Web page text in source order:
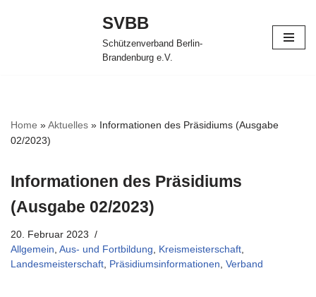
SVBB
Schützenverband Berlin-
Brandenburg e.V.
Home »Aktuelles » Informationen des Präsidiums (Ausgabe
02/2023)
Informationen des Präsidiums
(Ausgabe 02/2023)
20. Februar 2023
Allgemein, Aus- und Fortbildung, Kreismeisterschaft,
Landesmeisterschaft, Präsidiumsinformationen, Verband